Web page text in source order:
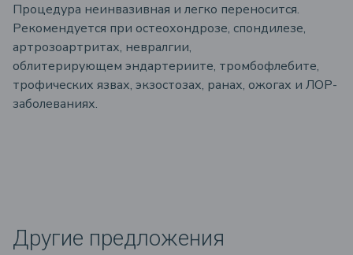
Процедура неинвазивная и легко переносится.
Рекомендуется при остеохондрозе, спондилезе,
артрозоартритах, невралгии,
облитерирующем эндартериите, тромбофлебите,
трофических язвах, экзостозах, ранах, ожогах и ЛОР-
заболеваниях.
Другие предложения